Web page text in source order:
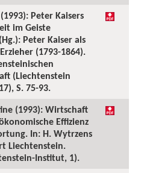
Peter Kaisers
im Geiste
Peter Kaiser als
(1793-1864).
(Liechtenstein
S. 75-93.
(1993): Wirtschaft
Effizienz
In: H. Wytrzens
Liechtenstein.
Institut, 1).